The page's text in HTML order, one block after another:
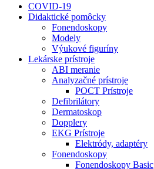
COVID-19
Didaktické pomôcky
Fonendoskopy
Modely
Výukové figuríny
Lekárske prístroje
ABI meranie
Analyzačné prístroje
POCT Prístroje
Defibrilátory
Dermatoskop
Dopplery
EKG Prístroje
Elektródy, adaptéry
Fonendoskopy
Fonendoskopy Basic